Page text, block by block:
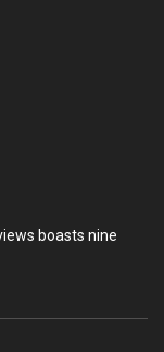
boasts nine